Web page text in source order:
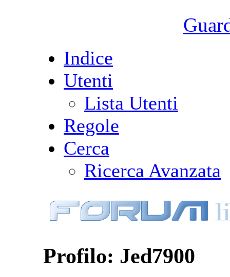
Indice
Utenti
Lista Utenti
Regole
Cerca
Ricerca Avanzata
Profilo: Jed7900